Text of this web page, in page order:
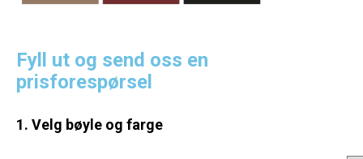
Fyll ut og send oss en
prisforespørsel
1. Velg bøyle og farge